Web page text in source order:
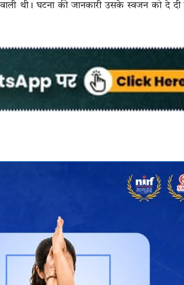
थी। घटना की जानकारी उसके स्वजन को दे दी